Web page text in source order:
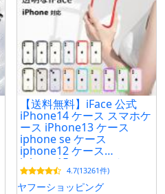
【送料無料】iFace 公式
iPhone14 ケース スマホケ
ース iPhone13 ケース
iphone se ケース
iphone12 ケース
iphone15pro max ケース
透明 クリア 耐衝撃 おしゃ
れ
4.7(13261件)
ヤフーショッピング